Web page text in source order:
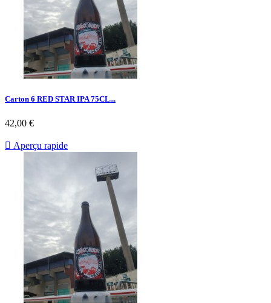
Carton 6 RED STAR IPA 75CL...
42,00 €
 Aperçu rapide